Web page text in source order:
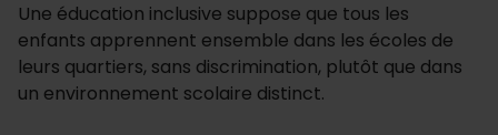
Une éducation inclusive suppose que tous les
enfants apprennent ensemble dans les écoles de
leurs quartiers, sans discrimination, plutôt que dans
un environnement scolaire distinct.